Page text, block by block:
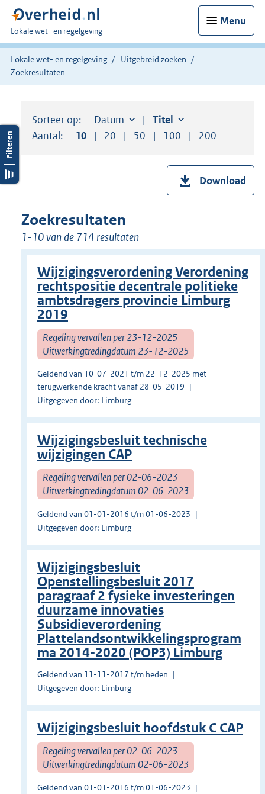
Menu
U
bent
hier:
Lokale wet- en regelgeving
Lokale wet- en regelgeving
Uitgebreid zoeken
Zoekresultaten
Sorteer op: Sorteer op:
Datum aflopendSorteer op:
Titel oplopend
Aantal:
Toon
10 resultaten per pagina
Toon
20 resultaten per pagina
Toon
50 resultaten per pagina
Toon
100 resultaten per
Toon
200
Download
Zoekresultaten
1-10 van de 714 resultaten
Wijzigingsverordening Verordening
rechtspositie decentrale politieke
ambtsdragers provincie Limburg
2019
Regeling vervallen per 23-12-2025
Uitwerkingtredingdatum 23-12-2025
Geldend van 10-07-2021 t/m 22-12-2025 met
terugwerkende kracht vanaf 28-05-2019
Uitgegeven door: Limburg
Wijzigingsbesluit technische
wijzigingen CAP
Regeling vervallen per 02-06-2023
Uitwerkingtredingdatum 02-06-2023
Geldend van 01-01-2016 t/m 01-06-2023
Uitgegeven door: Limburg
Wijzigingsbesluit
Openstellingsbesluit 2017
paragraaf 2 fysieke investeringen
duurzame innovaties
Subsidieverordening
Plattelandsontwikkelingsprogram
ma 2014-2020 (POP3) Limburg
Geldend van 11-11-2017 t/m heden
Uitgegeven door: Limburg
Wijzigingsbesluit hoofdstuk C CAP
Regeling vervallen per 02-06-2023
Uitwerkingtredingdatum 02-06-2023
Geldend van 01-01-2016 t/m 01-06-2023